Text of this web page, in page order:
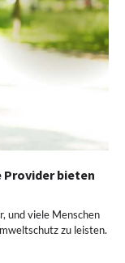
bieten
und viele Menschen
zu leisten.